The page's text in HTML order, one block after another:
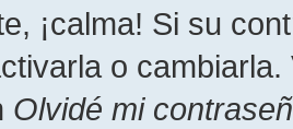
¡calma! Si su
o
Olvidé mi